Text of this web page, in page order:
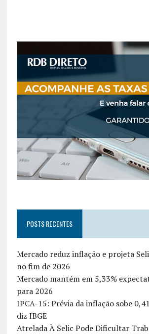
POSTS RECENTES
Mercado reduz inflação e projeta
no fim de 2026
Mercado mantém em 5,33%
para 2026
IPCA-15: Prévia da inflação sobe
diz IBGE
Atrelada À Selic Pode Dificultar